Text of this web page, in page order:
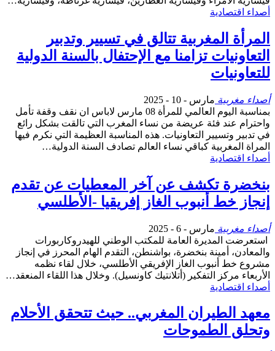
أصداء اقتصادية
المرأة المغربية تتالق في تسيير وتدبير
التعاونيات تزامنا مع الإحتفال بالسنة الدولية
للتعاونيات
أصداء مغربية مارس - 10 - 2025
بمناسبة اليوم العالمي للمرأة 08 مارس لاباس ان نقف وقفة تأمل
واحترام عند فئة عريضة من نساء المغرب التي تالقت بشكل رائع
في تدبير وتسيير التعاونيات. هذه المناسبة العظيمة التي نكرم فيها
المراة المغربية كباقي نساء العالم تصادف السنة الدولية…
أصداء اقتصادية
بنخضرة تكشف عن آخر المعطيات عن تقدم
إنجاز خط أنبوب الغاز إفريقيا -الأطلسي
أصداء مغربية مارس - 6 - 2025
استعرضت المديرة العامة للمكتب الوطني للهيدروكاربورات
والمعادن، أمينة بنخضرة، بواشنطن، التقدم الهام المحرز في إنجاز
مشروع خط أنبوب الغاز الإفريقي الأطلسي، خلال لقاء نظمه
الأربعاء مركز التفكير (أتلانتيك كاونسيل). وخلال هذا اللقاء المنعقد…
أصداء اقتصادية
معهد الطيران المغربي.. حيث تتحقق الأحلام
وتحلق الطموحات